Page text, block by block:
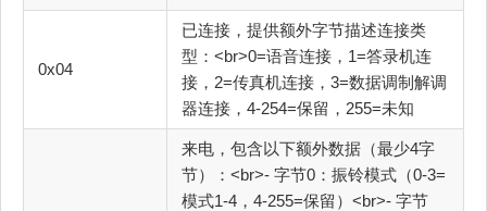
0x04
已连接，提供额外字节描述连接类
型：<br>0=语音连接，1=答录机连
接，2=传真机连接，3=数据调制解调
器连接，4-254=保留，255=未知
来电，包含以下额外数据（最少4字
节）：<br>- 字节0：振铃模式（0-3=
模式1-4，4-255=保留）<br>- 字节